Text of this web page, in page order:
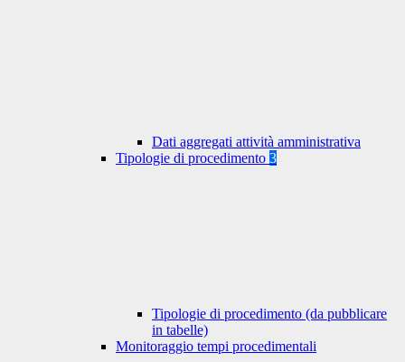
Dati aggregati attività amministrativa
Tipologie di procedimento 3
Tipologie di procedimento (da pubblicare
in tabelle)
Monitoraggio tempi procedimentali